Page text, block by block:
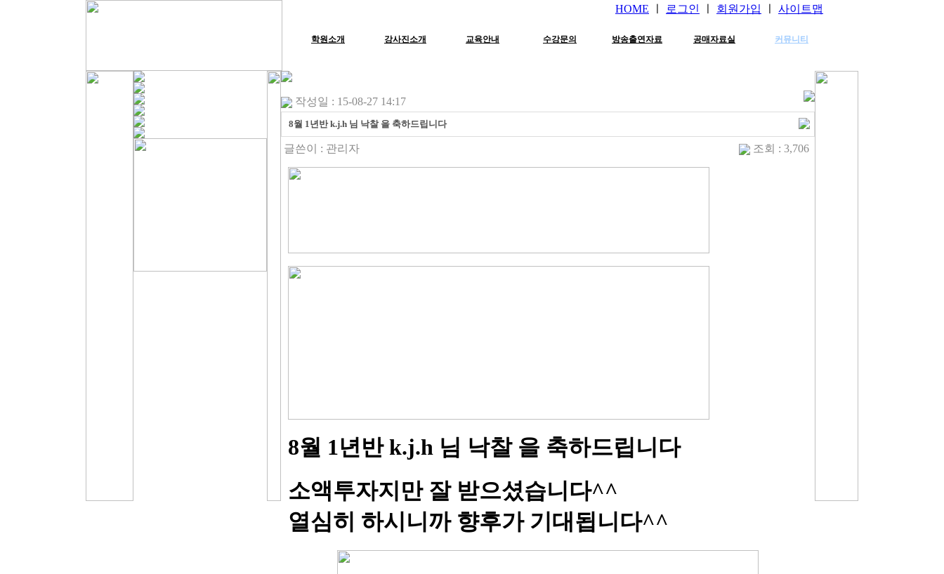
HOME 로그인 회원가입 사이트맵
학원소개 강사진소개 교육안내 수강문의 방송출연자료 공매자료실 커뮤니티
작성일 : 15-08-27 14:17
8월 1년반 k.j.h 님 낙찰 을 축하드립니다
글쓴이 : 관리자 조회 : 3,706
8월 1년반 k.j.h 님 낙찰 을 축하드립니다
소액투자지만 잘 받으셨습니다^^
열심히 하시니까 향후가 기대됩니다^^